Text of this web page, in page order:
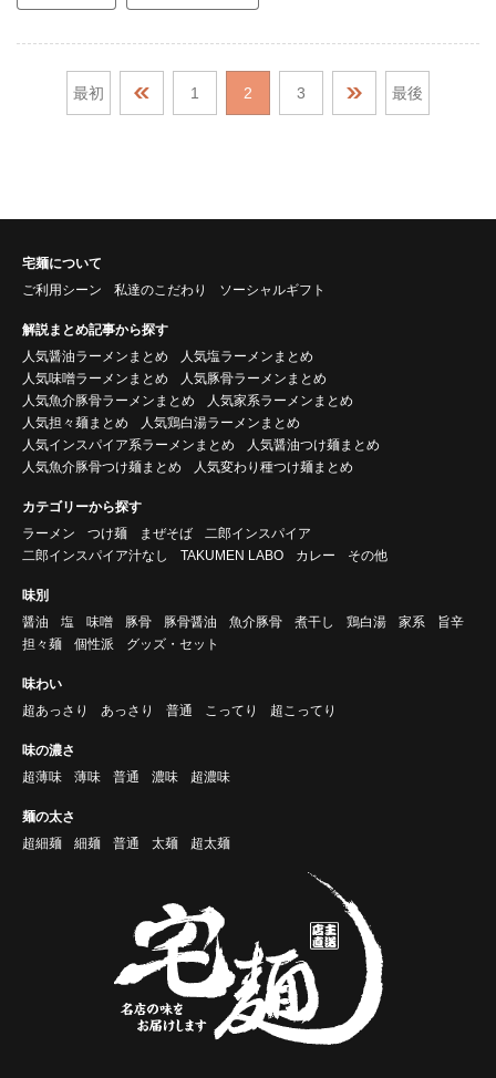
最初 1 2 3 最後
宅麺について
ご利用シーン
私達のこだわり ソーシャルギフト
解説まとめ記事から探す
人気醤油ラーメンまとめ
人気塩ラーメンまとめ
人気味噌ラーメンまとめ
人気豚骨ラーメンまとめ
人気魚介豚骨ラーメンまとめ
人気家系ラーメンまとめ
人気担々麺まとめ
人気鶏白湯ラーメンまとめ
人気インスパイア系ラーメンまとめ
人気醤油つけ麺まとめ
人気魚介豚骨つけ麺まとめ
人気変わり種つけ麺まとめ
カテゴリーから探す
ラーメン
つけ麺 まぜそば
二郎インスパイア
二郎インスパイア汁なし
TAKUMEN LABO カレー その他
味別
醤油
塩 味噌 豚骨 豚骨醤油 魚介豚骨 煮干し 鶏白湯 家系
旨辛
担々麺
個性派 グッズ・セット
味わい
超あっさり
あっさり 普通 こってり 超こってり
味の濃さ
超薄味
薄味 普通 濃味 超濃味
麺の太さ
超細麺
細麺 普通 太麺 超太麺